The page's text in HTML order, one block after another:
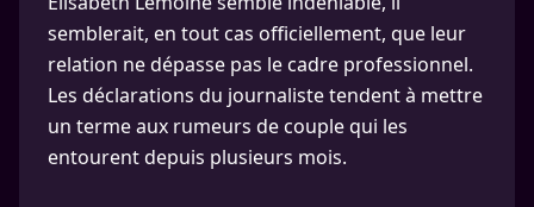
semblerait, en tout cas officiellement, que leur
relation ne dépasse pas le cadre professionnel.
Les déclarations du journaliste tendent à mettre
un terme aux rumeurs de couple qui les
entourent depuis plusieurs mois.